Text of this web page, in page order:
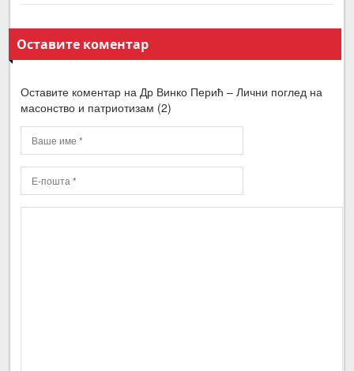
Оставите коментар
Оставите коментар на Др Винко Перић – Лични поглед на
масонство и патриотизам (2)